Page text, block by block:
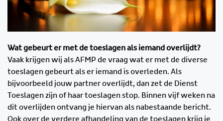
Wat gebeurt er met de toeslagen als iemand overlijdt?
Vaak krijgen wij als AFMP de vraag wat er met de diverse
toeslagen gebeurt als er iemand is overleden. Als
bijvoorbeeld jouw partner overlijdt, dan zet de Dienst
Toeslagen zijn of haar toeslagen stop. Binnen vijf weken na
dit overlijden ontvang je hiervan als nabestaande bericht.
Ook over de verdere afhandeling van de toeslagen krijg je